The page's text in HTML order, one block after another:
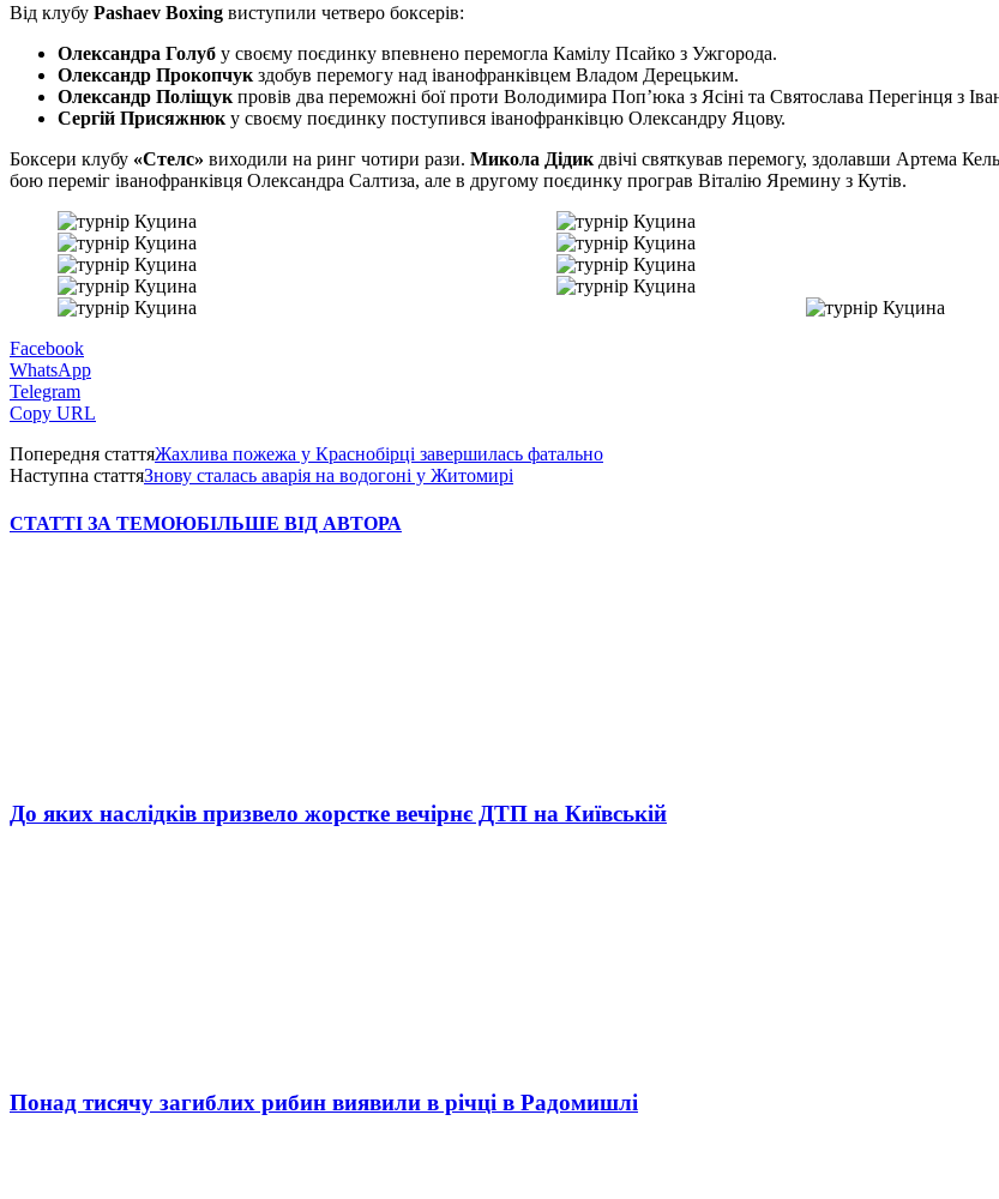
Від клубу Pashaev Boxing виступили четверо боксерів:
Олександра Голуб у своєму поєдинку впевнено перемогла Камілу Псайко з Ужгорода.
Олександр Прокопчукздобув перемогу над іванофранківцем Владом Дерецьким.
Олександр Поліщукпровів два переможні бої проти Володимира Попʼюка з Ясіні та Святослава Перегінця з
Сергій Присяжнюку своєму поєдинку поступився іванофранківцю Олександру Яцову.
Боксери клубу «Стелс» виходили на ринг чотири рази. Микола Дідикдвічі святкував перемогу, здолавши Артема
бою переміг іванофранківця Олександра Салтиза, але в другому поєдинку програв Віталію Яремину з Кутів.
Facebook
WhatsApp
Telegram
Copy URL
Попередня статтяЖахлива пожежа у Краснобірці завершилась фатально
Наступна статтяЗнову сталась аварія на водогоні у Житомирі
СТАТТІ ЗА ТЕМОЮБІЛЬШЕ ВІД АВТОРА
До яких наслідків призвело жорстке вечірнє ДТП на Київській
Понад тисячу загиблих рибин виявили в річці в Радомишлі